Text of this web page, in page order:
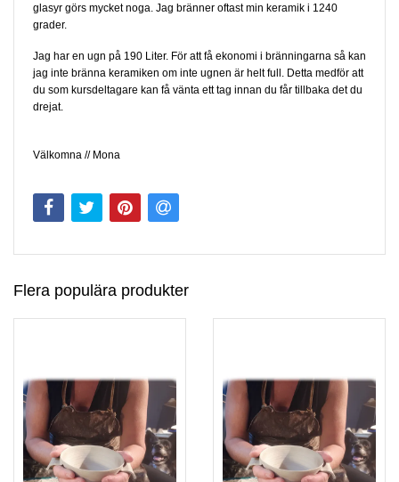
glasyr görs mycket noga. Jag bränner oftast min keramik i 1240
grader.
Jag har en ugn på 190 Liter. För att få ekonomi i bränningarna så kan
jag inte bränna keramiken om inte ugnen är helt full. Detta medför att
du som kursdeltagare kan få vänta ett tag innan du får tillbaka det du
drejat.
Välkomna // Mona
Flera populära produkter